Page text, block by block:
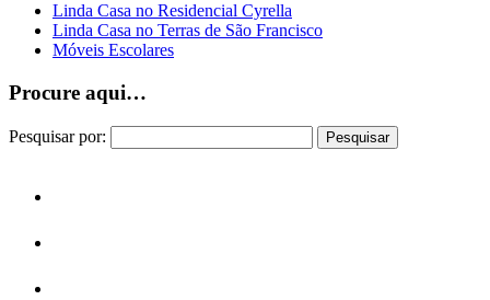
Linda Casa no Residencial Cyrella
Linda Casa no Terras de São Francisco
Móveis Escolares
Procure aqui…
Pesquisar por: